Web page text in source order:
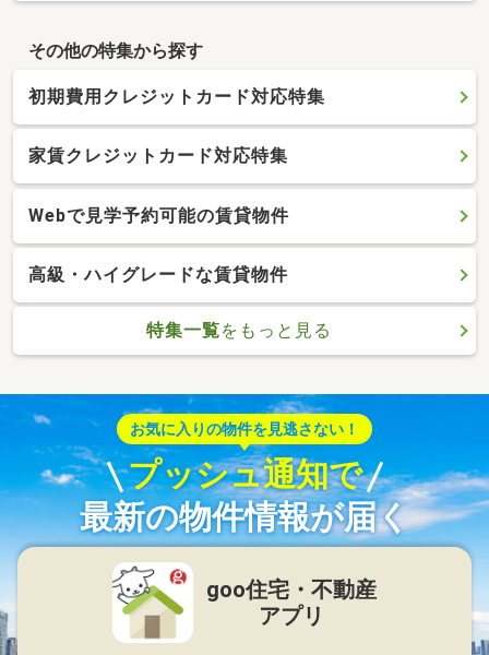
その他の特集から探す
初期費用クレジットカード対応特集
家賃クレジットカード対応特集
Webで見学予約可能の賃貸物件
高級・ハイグレードな賃貸物件
特集一覧をもっと見る
お気に入りの物件を見逃さない！
プッシュ通知で
最新の物件情報が届く
goo住宅・不動産
アプリ